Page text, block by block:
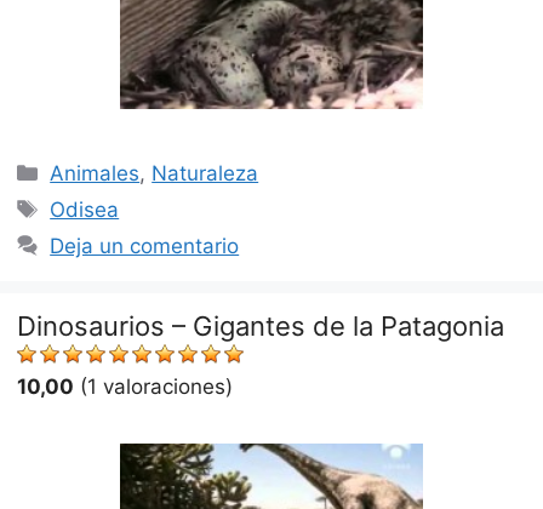
Categorías
Animales, Naturaleza
Etiquetas
Odisea
Deja un comentario
Dinosaurios – Gigantes de la Patagonia
10,00 (1 valoraciones)